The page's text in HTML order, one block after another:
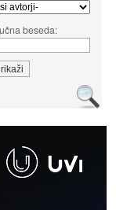
beseda: